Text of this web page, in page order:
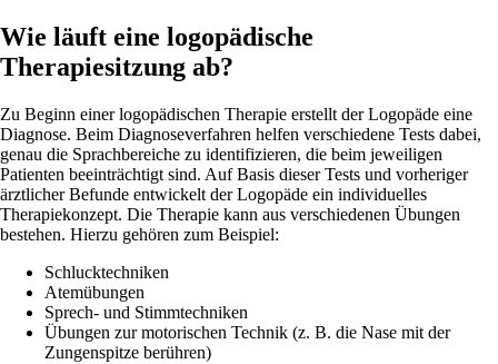
Wie läuft eine logopädische
Therapiesitzung ab?
Zu Beginn einer logopädischen Therapie erstellt der Logopäde eine
Diagnose. Beim Diagnoseverfahren helfen verschiedene Tests dabei,
genau die Sprachbereiche zu identifizieren, die beim jeweiligen
Patienten beeinträchtigt sind. Auf Basis dieser Tests und vorheriger
ärztlicher Befunde entwickelt der Logopäde ein individuelles
Therapiekonzept. Die Therapie kann aus verschiedenen Übungen
bestehen. Hierzu gehören zum Beispiel:
Schlucktechniken
Atemübungen
Sprech- und Stimmtechniken
Übungen zur motorischen Technik (z. B. die Nase mit der
Zungenspitze berühren)